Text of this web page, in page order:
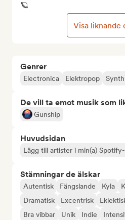
Genrer
Electronica Elektropop
De vill ta emot musik som
Gunship
Huvudsidan
Lägg till artister i min(a)
Stämningar de älskar
Autentisk Fängslande Kyla
Dramatisk
Excentrisk
Bra vibbar
Unik Indie
🪐
Visa liknande